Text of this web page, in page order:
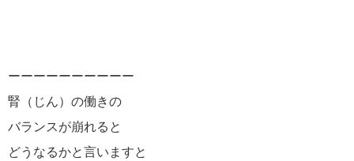
ーーーーーーーーーー
腎（じん）の働きの
バランスが崩れると
どうなるかと言いますと